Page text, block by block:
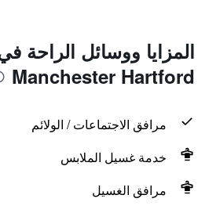
Manchester Hartford
مرافق الاجتماعات / الولائم
خدمة غسيل الملابس
مرافق الغسيل